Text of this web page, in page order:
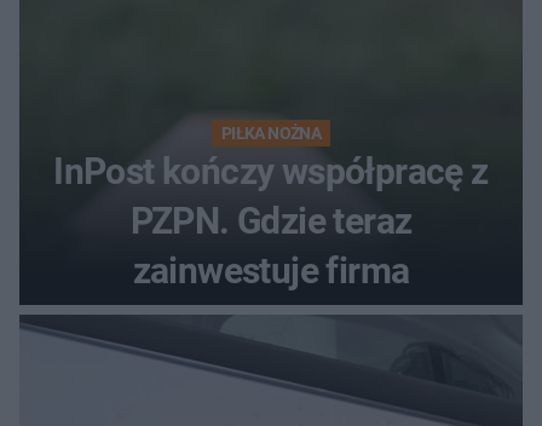
PIŁKA NOŻNA
InPost kończy współpracę z
PZPN. Gdzie teraz
zainwestuje firma